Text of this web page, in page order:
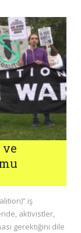
ve
iş
aktivistler,
gerektiğini dile